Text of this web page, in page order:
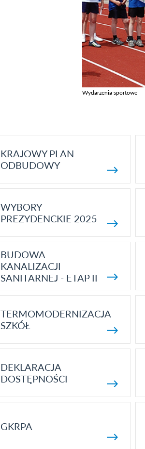
Wydarzenia sportowe
KRAJOWY PLAN
ODBUDOWY
WYBORY
PREZYDENCKIE 2025
BUDOWA
KANALIZACJI
SANITARNEJ - ETAP II
TERMOMODERNIZACJA
SZKÓŁ
DEKLARACJA
DOSTĘPNOŚCI
GKRPA